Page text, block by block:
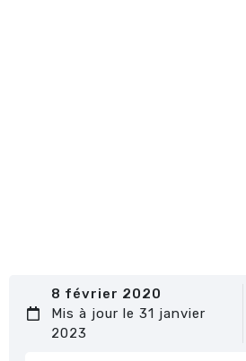
8 février 2020
Mis à jour le 31 janvier
2023